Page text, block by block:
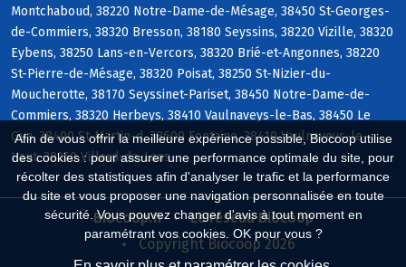
Afin de vous offrir la meilleure expérience possible, Biocoop utilise
des cookies : pour assurer une performance optimale du site, pour
récolter des statistiques afin d'analyser le trafic et la performance
du site et vous proposer une navigation personnalisée en toute
sécurité. Vous pouvez changer d'avis à tout moment en
paramétrant vos cookies. OK pour vous ?
Montchaboud, 38220 Notre-Dame-de-Mésage, 38450 St-Georges-
de-Commiers, 38320 Bresson, 38180 Seyssins, 38220 Vizille, 38320
Eybens, 38250 Lans-en-Vercors, 38320 Brié-et-Angonnes, 38220
St-Pierre-de-Mésage, 38320 Poisat, 38250 St-Nizier-du-
Moucherotte, 38170 Seyssinet-Pariset, 38450 Notre-Dame-de-
Commiers, 38320 Herbeys, 38410 Vaulnaveys-le-Bas, 38450 Le
Gua, 38400 St-Martin-d, 38600 Fontaine, 38410 Vaulnaveys-le-
Haut, 38250 Villard-de-Lans
Biocoop.fr
Le réseau Biocoop
Copyright Biocoop 2026